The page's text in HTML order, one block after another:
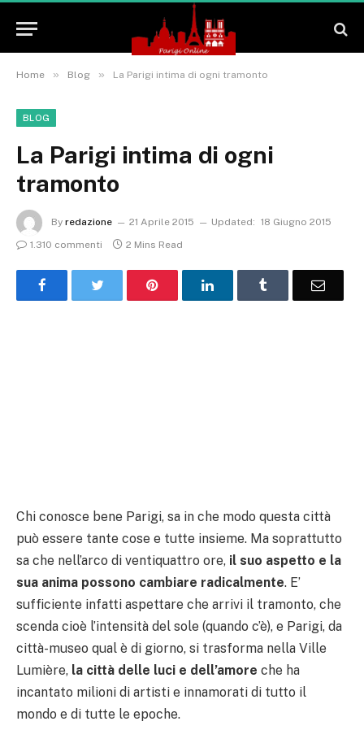
Home » Blog » La Parigi intima di ogni tramonto
BLOG
La Parigi intima di ogni
tramonto
By redazione 21 Aprile 2015 Updated: 18 Giugno 2015
1.310 commenti
2 Mins Read
Chi conosce bene Parigi, sa in che modo questa città
può essere tante cose e tutte insieme. Ma soprattutto
sa che nell’arco di ventiquattro ore, il suo aspetto e la
sua anima possono cambiare radicalmente. E’
sufficiente infatti aspettare che arrivi il tramonto, che
scenda cioè l’intensità del sole (quando c’è), e Parigi, da
città-museo qual è di giorno, si trasforma nella Ville
Lumière, la città delle luci e dell’amore che ha
incantato milioni di artisti e innamorati di tutto il
mondo e di tutte le epoche.